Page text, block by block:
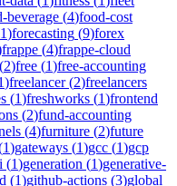
beverage (4)food-cost
1)forecasting (9)forex
frappe (4)frappe-cloud
(2)free (1)free-accounting
)freelancer(2)freelancers
(1)freshworks (1)frontend
(2)fund-accounting
(4)furniture (2)future
1)gateways (1)gcc (1)gcp
(1)generation (1)generative-
(1)github-actions (3)global